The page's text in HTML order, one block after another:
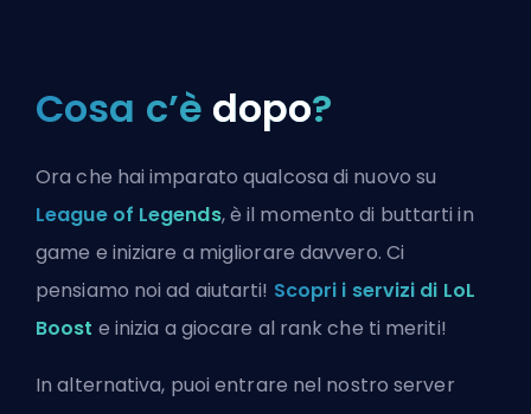
Cosa c’è dopo?
Ora che hai imparato qualcosa di nuovo su
League of Legends, è il momento di buttarti in
game e iniziare a migliorare davvero. Ci
pensiamo noi ad aiutarti! Scopri i servizi di LoL
Boost e inizia a giocare al rank che ti meriti!
In alternativa, puoientrare nel nostro server